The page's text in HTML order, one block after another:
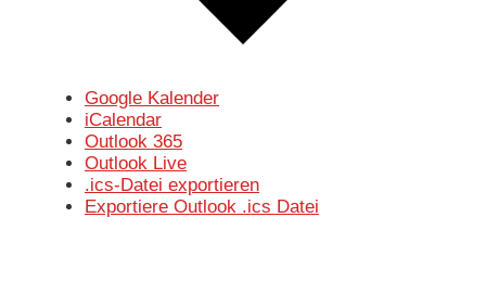
Google Kalender
iCalendar
Outlook 365
Outlook Live
.ics-Datei exportieren
Exportiere Outlook .ics Datei